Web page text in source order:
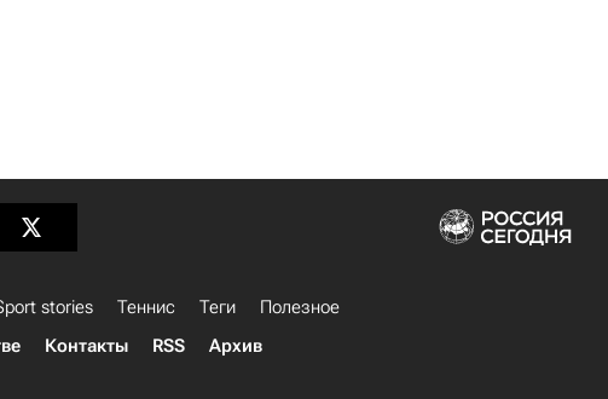
stories Теннис Теги
Полезное
Контакты RSS Архив